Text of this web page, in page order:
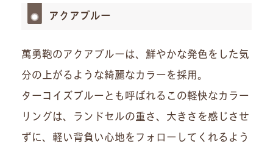
アクアブルー
萬勇鞄のアクアブルーは、鮮やかな発色をした気
分の上がるような綺麗なカラーを採用。
ターコイズブルーとも呼ばれるこの軽快なカラー
リングは、ランドセルの重さ、大きさを感じさせ
ずに、軽い背負い心地をフォローしてくれるよう